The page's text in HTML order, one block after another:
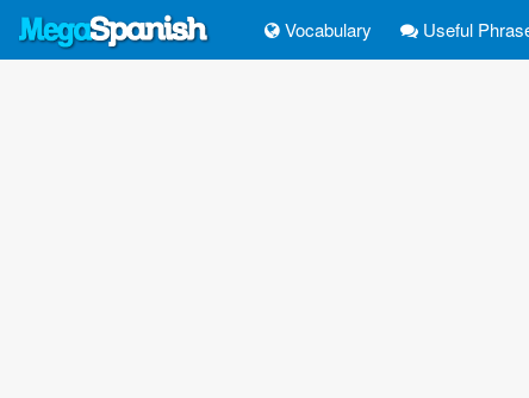
Vocabulary Useful